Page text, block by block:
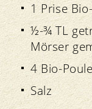
1 Prise
½-¾ TL
Mörser
4 Bio-
Salz